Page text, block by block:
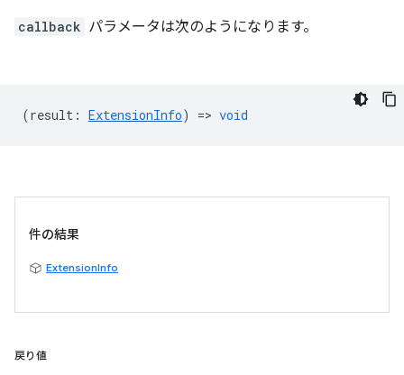
callback パラメータは次のようになります。
(result : ExtensionInfo) => void
件の結果
ExtensionInfo
戻り値